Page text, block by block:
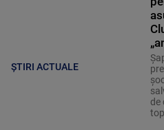
ȘTIRI ACTUALE
de